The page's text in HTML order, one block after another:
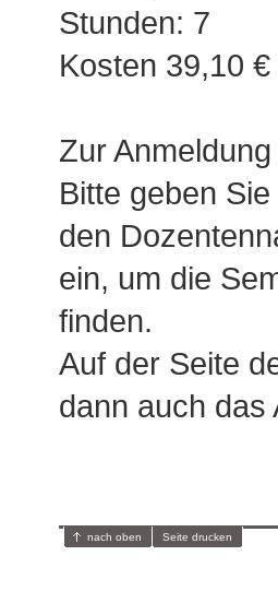
Stunden: 7
Kosten 39,10 €
Zur
Bitte geben
den
ein, um die
finden.
Auf der Seite
dann auch das
nach oben Seite drucken